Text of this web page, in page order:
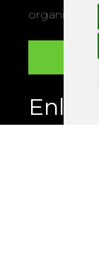
organitza la